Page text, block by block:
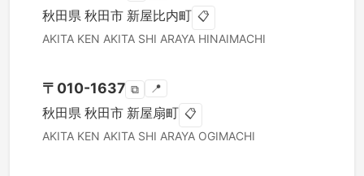
秋田県 秋田市 新屋比内町 📋
AKITA KEN AKITA SHI ARAYA HINAIMACHI
〒 010-1637 ⧉ 📍
秋田県 秋田市 新屋扇町 📋
AKITA KEN AKITA SHI ARAYA OGIMACHI